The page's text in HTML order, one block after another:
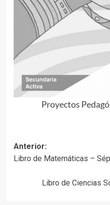
Proyectos
Navegación
de
entradas
Anterior:
Libro de Matemáticas –
Libro de Ciencias